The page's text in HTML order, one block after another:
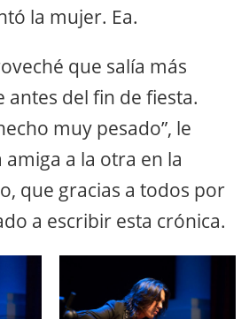
la mujer. Ea.
que salía más
antes del fin de fiesta.
muy pesado”, le
a la otra en la
que gracias a todos por
a escribir esta crónica.